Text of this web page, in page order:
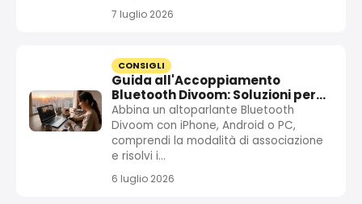
7 luglio 2026
CONSIGLI
Guida all'Accoppiamento
Bluetooth Divoom: Soluzioni per
iPhone, Android e PC
Abbina un altoparlante Bluetooth
Divoom con iPhone, Android o PC,
comprendi la modalità di associazione
e risolvi i...
6 luglio 2026